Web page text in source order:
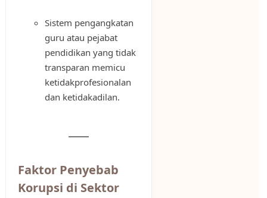
Sistem pengangkatan
guru atau pejabat
pendidikan yang tidak
transparan memicu
ketidakprofesionalan
dan ketidakadilan.
Faktor Penyebab
Korupsi di Sektor